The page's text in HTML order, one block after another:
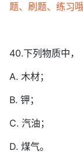
题、刷题、练习
40.下列物质中，
A. 木材；
B. 钾；
C. 汽油；
D. 煤气。